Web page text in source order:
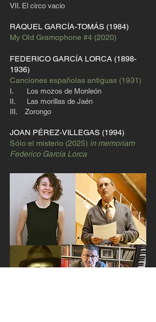
VII. El circo vacío
RAQUEL GARCÍA-TOMÁS (1984)
My Old Gramophone #4 (2020)
FEDERICO GARCÍA LORCA (1898-
1936)
Canciones españolas antiguas (1931)
I. Los mozos de Monleón
II. Las morillas de Jaén
III. Zorongo
JOAN PÉREZ-VILLEGAS (1994)
Sólo el misterio (2025) in memoriam
Federico García Lorca